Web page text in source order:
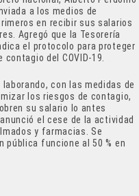
a los medios de
en recibir sus salarios
Agregó que la Tesorería
el protocolo para proteger
del COVID-19.
con las medidas de
los riesgos de contagio,
su salario lo antes
el cese de la actividad
y farmacias. Se
pública funcione al 50 % en